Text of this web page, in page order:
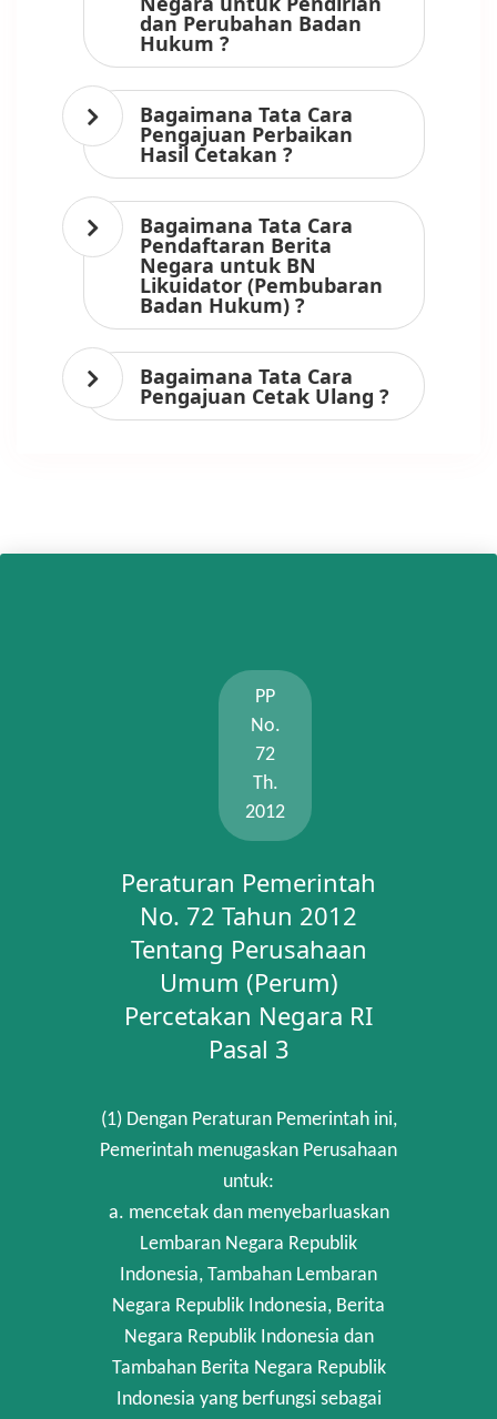
dan Perubahan Badan
Hukum ?
Bagaimana Tata Cara
Pengajuan Perbaikan
Hasil Cetakan ?
Bagaimana Tata Cara
Pendaftaran Berita
Negara untuk BN
Likuidator (Pembubaran
Badan Hukum) ?
Bagaimana Tata Cara
Pengajuan Cetak Ulang ?
PP
No.
72
Th.
2012
Peraturan Pemerintah
No. 72 Tahun 2012
Tentang Perusahaan
Umum (Perum)
Percetakan Negara RI
Pasal 3
(1) Dengan Peraturan Pemerintah ini,
Pemerintah menugaskan Perusahaan
untuk:
a. mencetak dan menyebarluaskan
Lembaran Negara Republik
Indonesia, Tambahan Lembaran
Negara Republik Indonesia, Berita
Negara Republik Indonesia dan
Tambahan Berita Negara Republik
Indonesia yang berfungsi sebagai